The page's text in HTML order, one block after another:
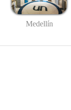
Medellín